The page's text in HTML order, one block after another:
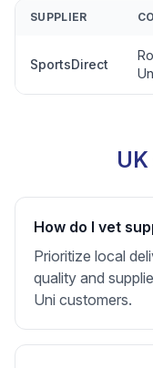
SUPPLIER
SportsDirect
How do I vet
Prioritize local
quality and
Uni customers.